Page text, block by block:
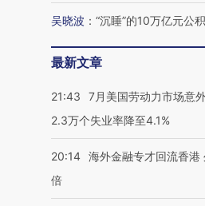
吴晓波 ： “沉睡”的10万亿元公
最新文章
21:43
7月美国劳动力市场意
2.3万个失业率降至4.1%
20:14 海外金融专才回流香港
倍